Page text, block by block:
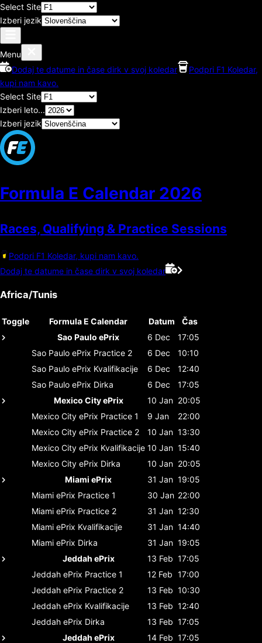
Select Site
Izberi jezik
Menu
Dodaj te datume in čase dirk v svoj koledar
Podpri F1 Koledar,
kupi nam kavo.
Select Site
Izberi leto...
Izberi jezik
Formula E Calendar 2026
Races, Qualifying & Practice Sessions
Podpri F1 Koledar, kupi nam kavo.
Dodaj te datume in čase dirk v svoj koledar
Africa/Tunis
Toggle Formula E Calendar Datum
Čas
Sao Paulo ePrix
6 Dec
17:05
Sao Paulo ePrix Practice 2 6 Dec
10:10
Sao Paulo ePrix Kvalifikacije 6 Dec
12:40
Sao Paulo ePrix Dirka 6 Dec
17:05
Mexico City ePrix
10 Jan 20:05
Mexico City ePrix Practice 1 9 Jan
22:00
Mexico City ePrix Practice 2 10 Jan 13:30
Mexico City ePrix Kvalifikacije 10 Jan 15:40
Mexico City ePrix Dirka 10 Jan 20:05
Miami ePrix
31 Jan 19:05
Miami ePrix Practice 1 30 Jan 22:00
Miami ePrix Practice 2 31 Jan 12:30
Miami ePrix Kvalifikacije 31 Jan 14:40
Miami ePrix Dirka 31 Jan 19:05
Jeddah ePrix
13 Feb 17:05
Jeddah ePrix Practice 1 12 Feb 17:00
Jeddah ePrix Practice 2 13 Feb 10:30
Jeddah ePrix Kvalifikacije 13 Feb 12:40
Jeddah ePrix Dirka 13 Feb 17:05
Jeddah ePrix
14 Feb 17:05